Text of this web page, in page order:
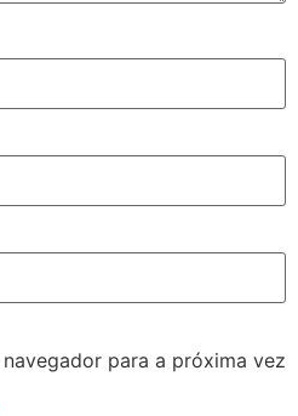
para a próxima vez